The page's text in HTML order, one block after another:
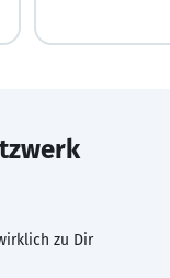
zu Dir